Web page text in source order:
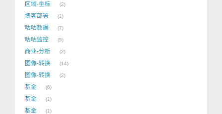
区域-坐标 2
博客部署 1
咕咕数据 7
咕咕监控 5
商业-分析 2
图像-转换 14
图像-转换 2
基金 6
基金 1
基金 1